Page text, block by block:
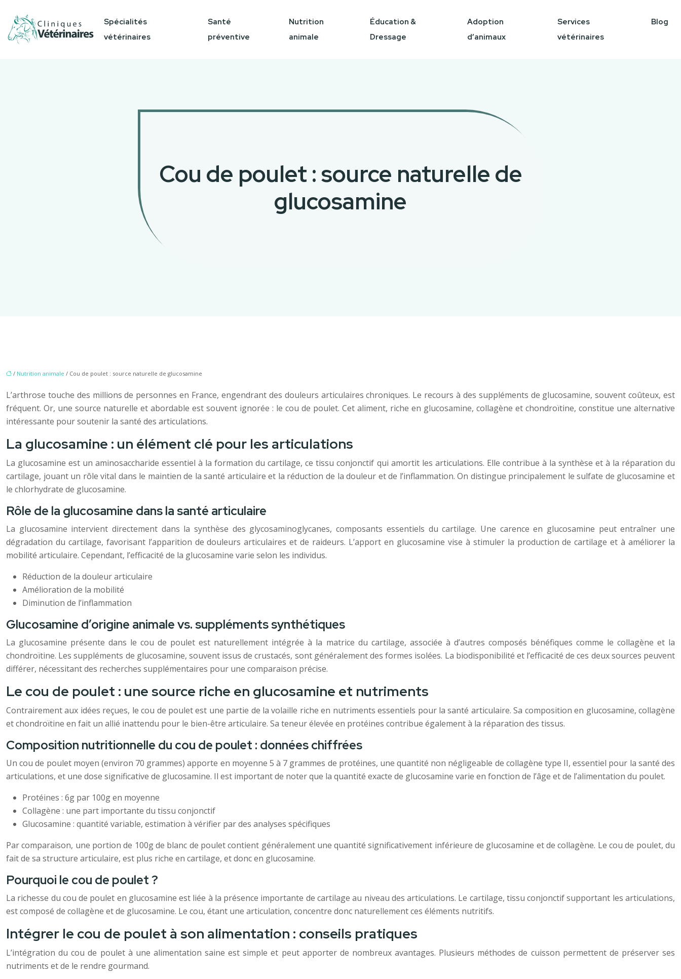
Spécialités
vétérinaires
Santé
préventive
Nutrition
animale
Éducation &
Dressage
Adoption
d’animaux
Services
vétérinaires
Blog
Cou de poulet : source naturelle de
glucosamine
/ Nutrition animale / Cou de poulet : source naturelle de glucosamine
L’arthrose touche des millions de personnes en France, engendrant des douleurs articulaires chroniques. Le recours à des suppléments de glucosamine, souvent coûteux, est
fréquent. Or, une source naturelle et abordable est souvent ignorée : le cou de poulet. Cet aliment, riche en glucosamine, collagène et chondroïtine, constitue une alternative
intéressante pour soutenir la santé des articulations.
La glucosamine : un élément clé pour les articulations
La glucosamine est un aminosaccharide essentiel à la formation du cartilage, ce tissu conjonctif qui amortit les articulations. Elle contribue à la synthèse et à la réparation du
cartilage, jouant un rôle vital dans le maintien de la santé articulaire et la réduction de la douleur et de l’inflammation. On distingue principalement le sulfate de glucosamine et
le chlorhydrate de glucosamine.
Rôle de la glucosamine dans la santé articulaire
La glucosamine intervient directement dans la synthèse des glycosaminoglycanes, composants essentiels du cartilage. Une carence en glucosamine peut entraîner une
dégradation du cartilage, favorisant l’apparition de douleurs articulaires et de raideurs. L’apport en glucosamine vise à stimuler la production de cartilage et à améliorer la
mobilité articulaire. Cependant, l’efficacité de la glucosamine varie selon les individus.
Réduction de la douleur articulaire
Amélioration de la mobilité
Diminution de l’inflammation
Glucosamine d’origine animale vs. suppléments synthétiques
La glucosamine présente dans le cou de poulet est naturellement intégrée à la matrice du cartilage, associée à d’autres composés bénéfiques comme le collagène et la
chondroïtine. Les suppléments de glucosamine, souvent issus de crustacés, sont généralement des formes isolées. La biodisponibilité et l’efficacité de ces deux sources peuvent
différer, nécessitant des recherches supplémentaires pour une comparaison précise.
Le cou de poulet : une source riche en glucosamine et nutriments
Contrairement aux idées reçues, le cou de poulet est une partie de la volaille riche en nutriments essentiels pour la santé articulaire. Sa composition en glucosamine, collagène
et chondroïtine en fait un allié inattendu pour le bien-être articulaire. Sa teneur élevée en protéines contribue également à la réparation des tissus.
Composition nutritionnelle du cou de poulet : données chiffrées
Un cou de poulet moyen (environ 70 grammes) apporte en moyenne 5 à 7 grammes de protéines, une quantité non négligeable de collagène type II, essentiel pour la santé des
articulations, et une dose significative de glucosamine. Il est important de noter que la quantité exacte de glucosamine varie en fonction de l’âge et de l’alimentation du poulet.
Protéines : 6g par 100g en moyenne
Collagène : une part importante du tissu conjonctif
Glucosamine : quantité variable, estimation à vérifier par des analyses spécifiques
Par comparaison, une portion de 100g de blanc de poulet contient généralement une quantité significativement inférieure de glucosamine et de collagène. Le cou de poulet, du
fait de sa structure articulaire, est plus riche en cartilage, et donc en glucosamine.
Pourquoi le cou de poulet ?
La richesse du cou de poulet en glucosamine est liée à la présence importante de cartilage au niveau des articulations. Le cartilage, tissu conjonctif supportant les articulations,
est composé de collagène et de glucosamine. Le cou, étant une articulation, concentre donc naturellement ces éléments nutritifs.
Intégrer le cou de poulet à son alimentation : conseils pratiques
L’intégration du cou de poulet à une alimentation saine est simple et peut apporter de nombreux avantages. Plusieurs méthodes de cuisson permettent de préserver ses
nutriments et de le rendre gourmand.